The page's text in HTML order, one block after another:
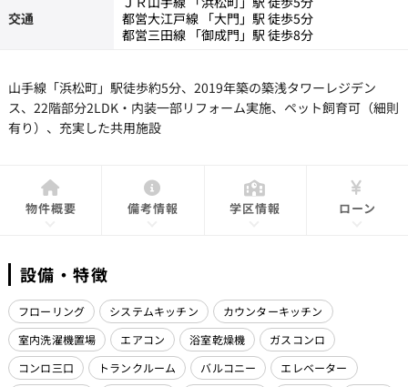
交通
都営大江戸線 「大門」駅 徒歩5分
都営三田線 「御成門」駅 徒歩8分
山手線「浜松町」駅徒歩約5分、2019年築の築浅タワーレジデン
ス、22階部分2LDK・内装一部リフォーム実施、ペット飼育可（細則
有り）、充実した共用施設
物件概要 備考情報 学区情報 ローン
設備・特徴
フローリング システムキッチン
カウンターキッチン
室内洗濯機置場
エアコン 浴室乾燥機
ガスコンロ
コンロ三口
トランクルーム バルコニー
エレベーター